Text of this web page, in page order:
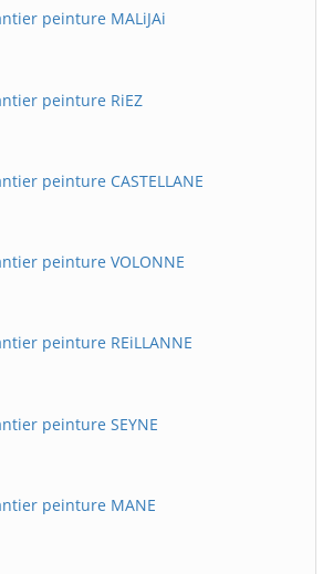
peinture MALiJAi
peinture RiEZ
peinture CASTELLANE
peinture VOLONNE
peinture REiLLANNE
peinture SEYNE
peinture MANE